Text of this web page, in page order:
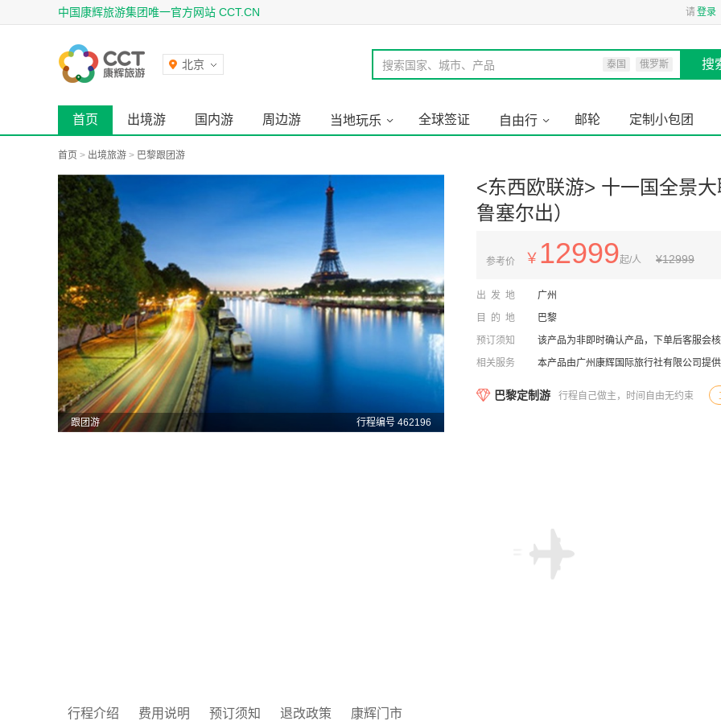
中国康辉旅游集团唯一官方网站 CCT.CN 请登录
北京 搜索国家、城市、产品 泰国 俄罗斯 搜
首页 出境游 国内游 周边游 当地玩乐 全球签证 自由行 邮轮 定制小包团
首页 > 出境旅游 > 巴黎跟团游
跟团游 行程编号 462196
<东西欧联游> 十一国全景
鲁塞尔出）
参考价 ￥ 12999起/人 ¥12999
出发地
广州
目的地
巴黎
预订须知
该产品为非即时确认产品，下单后客服会
相关服务
本产品由广州康辉国际旅行社有限公司提
巴黎定制游 行程自己做主，时间自由无约束
行程介绍 费用说明 预订须知 退改政策 康辉门市